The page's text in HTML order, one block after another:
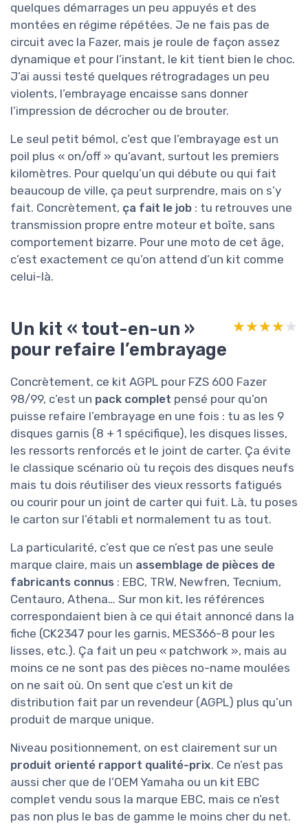
quelques démarrages un peu appuyés et des
montées en régime répétées. Je ne fais pas de
circuit avec la Fazer, mais je roule de façon assez
dynamique et pour l’instant, le kit tient bien le choc.
J’ai aussi testé quelques rétrogradages un peu
violents, l’embrayage encaisse sans donner
l’impression de décrocher ou de brouter.
Le seul petit bémol, c’est que l’embrayage est un
poil plus « on/off » qu’avant, surtout les premiers
kilomètres. Pour quelqu’un qui débute ou qui fait
beaucoup de ville, ça peut surprendre, mais on s’y
fait. Concrètement, ça fait le job : tu retrouves une
transmission propre entre moteur et boîte, sans
comportement bizarre. Pour une moto de cet âge,
c’est exactement ce qu’on attend d’un kit comme
celui-là.
Un kit « tout-en-un »
pour refaire l’embrayage
★★★★★
★★★★★
Concrètement, ce kit AGPL pour FZS 600 Fazer
98/99, c’est un pack complet pensé pour qu’on
puisse refaire l’embrayage en une fois : tu as les 9
disques garnis (8 + 1 spécifique), les disques lisses,
les ressorts renforcés et le joint de carter. Ça évite
le classique scénario où tu reçois des disques neufs
mais tu dois réutiliser des vieux ressorts fatigués
ou courir pour un joint de carter qui fuit. Là, tu poses
le carton sur l’établi et normalement tu as tout.
La particularité, c’est que ce n’est pas une seule
marque claire, mais un assemblage de pièces de
fabricants connus : EBC, TRW, Newfren, Tecnium,
Centauro, Athena… Sur mon kit, les références
correspondaient bien à ce qui était annoncé dans la
fiche (CK2347 pour les garnis, MES366-8 pour les
lisses, etc.). Ça fait un peu « patchwork », mais au
moins ce ne sont pas des pièces no-name moulées
on ne sait où. On sent que c’est un kit de
distribution fait par un revendeur (AGPL) plus qu’un
produit de marque unique.
Niveau positionnement, on est clairement sur un
produit orienté rapport qualité-prix. Ce n’est pas
aussi cher que de l’OEM Yamaha ou un kit EBC
complet vendu sous la marque EBC, mais ce n’est
pas non plus le bas de gamme le moins cher du net.